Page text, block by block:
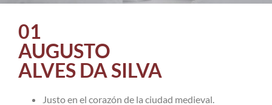
01
AUGUSTO
ALVES DA SILVA
Justo en el corazón de la ciudad medieval.